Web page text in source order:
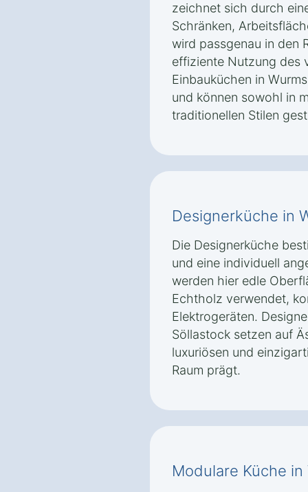
zeichnet sich durch
Schränken,
wird passgenau in den
effiziente Nutzung des
Einbauküchen in
und können sowohl in
traditionellen Stilen
Designerküche in
Die Designerküche
und eine individuell
werden hier edle
Echtholz verwendet,
Elektrogeräten.
Söllastock setzen auf
luxuriösen und
Raum prägt.
Modulare Küche